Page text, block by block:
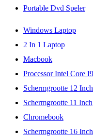
Portable Dvd Speler
Windows Laptop
2 In 1 Laptop
Macbook
Processor Intel Core I9
Schermgrootte 12 Inch
Schermgrootte 11 Inch
Chromebook
Schermgrootte 16 Inch